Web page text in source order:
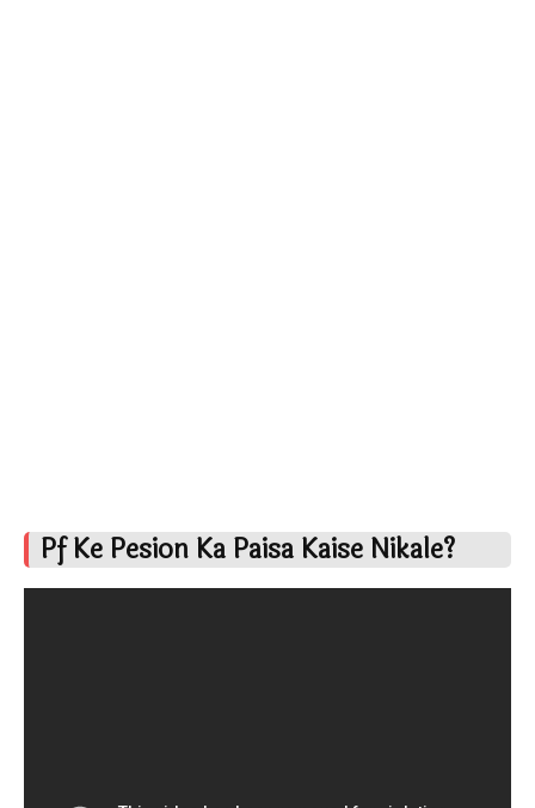
Pf Ke Pesion Ka Paisa Kaise Nikale?